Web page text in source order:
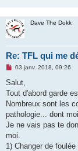
Dave The Dokk
Re: TFL qui me
M
s
a
g
n
o
l
u
03 janv. 2018, 09:26
Salut,
Tout d'abord garde
Nombreux sont les
pathologie... dont
Je ne vais pas te
moi.
1) Changer de foulée